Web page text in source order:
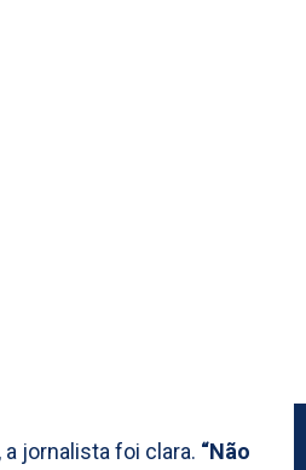
jornalista foi clara. “Não